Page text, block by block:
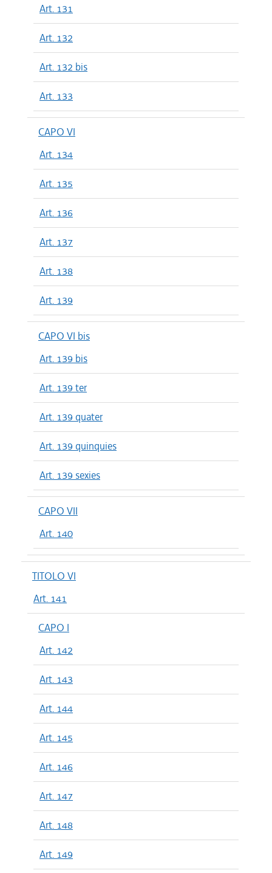
Art. 131
Art. 132
Art. 132 bis
Art. 133
CAPO VI
Art. 134
Art. 135
Art. 136
Art. 137
Art. 138
Art. 139
CAPO VI bis
Art. 139 bis
Art. 139 ter
Art. 139 quater
Art. 139 quinquies
Art. 139 sexies
CAPO VII
Art. 140
TITOLO VI
Art. 141
CAPO I
Art. 142
Art. 143
Art. 144
Art. 145
Art. 146
Art. 147
Art. 148
Art. 149